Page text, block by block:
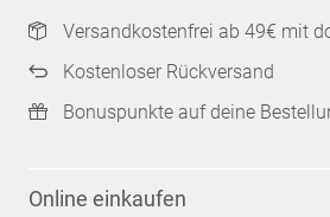
Versandkostenfrei ab 49€ mit
Kostenloser Rückversand
Bonuspunkte auf deine
Online einkaufen